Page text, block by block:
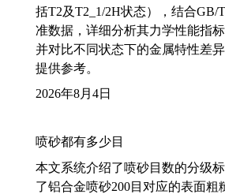
括T2及T2_1/2H状态），结合GB/
准数据，详细分析其力学性能指标
并对比不同状态下的金属特性差
提供参考。
2026年8月4日
喷砂都有多少目
本文系统介绍了喷砂目数的分级
了铝合金喷砂200目对应的表面粗